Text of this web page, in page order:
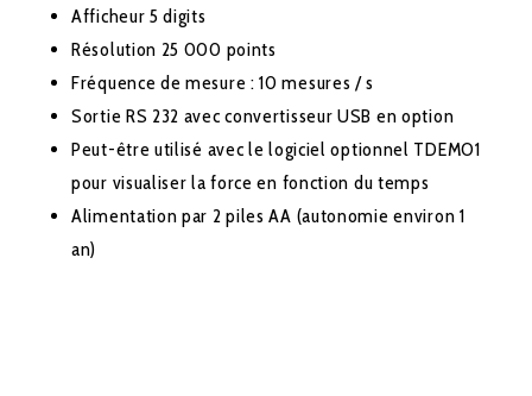
Afficheur 5 digits
Résolution 25 000 points
Fréquence de mesure : 10 mesures / s
Sortie RS 232 avec convertisseur USB en option
Peut-être utilisé avec le logiciel optionnel TDEMO1
pour visualiser la force en fonction du temps
Alimentation par 2 piles AA (autonomie environ 1
an)